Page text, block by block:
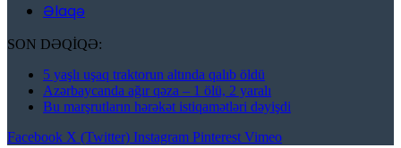
Əlaqə
SON DƏQİQƏ:
5 yaşlı uşaq traktorun altında qalıb öldü
Azərbaycanda ağır qəza – 1 ölü, 2 yaralı
Bu marşrutların hərəkət istiqamətləri dəyişdi
Facebook X (Twitter) Instagram Pinterest Vimeo